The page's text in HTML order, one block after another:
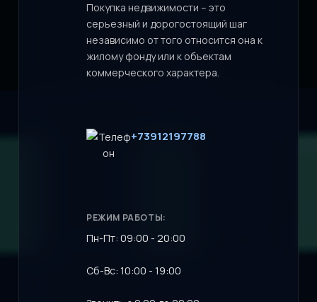
Покупка недвижимости – это
серьезный и дорогостоящий шаг
независимо от того относится она к
жилому фонду или к объектам
коммерческого характера.
+73912197788
РЕЖИМ РАБОТЫ:
Пн-Пт: 09:00 - 20:00
Сб-Вс: 10:00 - 19:00